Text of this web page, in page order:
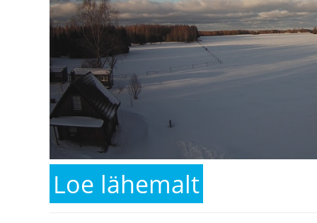
Loe lähemalt